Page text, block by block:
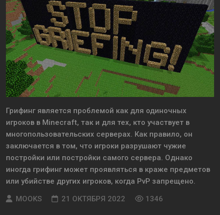
Грифинг является проблемой как для одиночных
игроков в Minecraft, так и для тех, кто участвует в
многопользовательских серверах. Как правило, он
заключается в том, что игроки разрушают чужие
постройки или постройки самого сервера. Однако
иногда грифинг может проявляться в краже предметов
или убийстве других игроков, когда PvP запрещено.
MOOKS
21 ОКТЯБРЯ 2022 1346